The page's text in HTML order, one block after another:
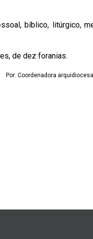
bíblico, litúrgico,
de dez foranias.
Por: Coordenadora